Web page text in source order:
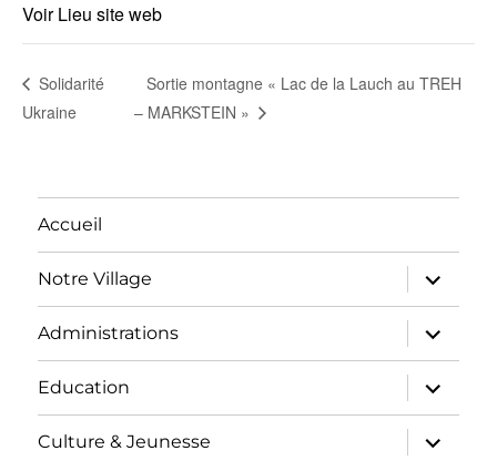
Voir Lieu site web
Solidarité
Ukraine
Sortie montagne « Lac de la Lauch au TREH
– MARKSTEIN »
Accueil
Notre Village
ouvrir
le
sous-
menu
Administrations
ouvrir
le
sous-
menu
Education
ouvrir
le
sous-
menu
Culture & Jeunesse
ouvrir
le